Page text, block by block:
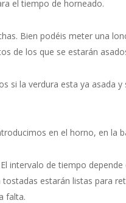
el tiempo de horneado.
Bien podéis meter una
de los que se estarán
si la verdura esta ya asada
en el horno, en la
intervalo de tiempo
estarán listas para
falta.